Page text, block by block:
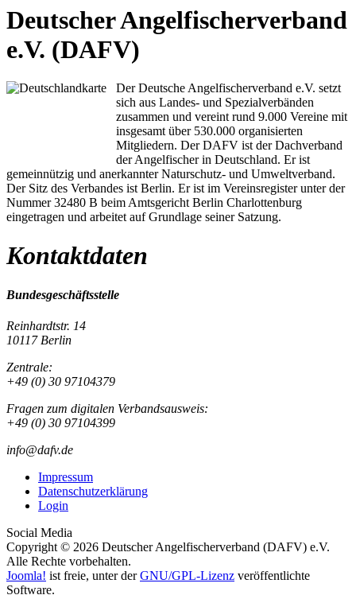
Deutscher Angelfischerverband
e.V. (DAFV)
Der Deutsche Angelfischerverband e.V. setzt
sich aus Landes- und Spezialverbänden
zusammen und vereint rund 9.000 Vereine mit
insgesamt über 530.000 organisierten
Mitgliedern. Der DAFV ist der Dachverband
der Angelfischer in Deutschland. Er ist
gemeinnützig und anerkannter Naturschutz- und Umweltverband.
Der Sitz des Verbandes ist Berlin. Er ist im Vereinsregister unter der
Nummer 32480 B beim Amtsgericht Berlin Charlottenburg
eingetragen und arbeitet auf Grundlage seiner Satzung.
Kontaktdaten
Bundesgeschäftsstelle
Reinhardtstr. 14
10117 Berlin
Zentrale:
+49 (0) 30 97104379
Fragen zum digitalen Verbandsausweis:
+49 (0) 30 97104399
info@dafv.de
Impressum
Datenschutzerklärung
Login
Social Media
Copyright © 2026 Deutscher Angelfischerverband (DAFV) e.V.
Alle Rechte vorbehalten.
Joomla! ist freie, unter derGNU/GPL-Lizenz veröffentlichte
Software.